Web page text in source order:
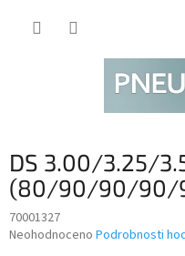
DS 3.00/3.25/
(80/90/90/90/
70001327
Průměrné
Neohodnoceno Podrobnosti